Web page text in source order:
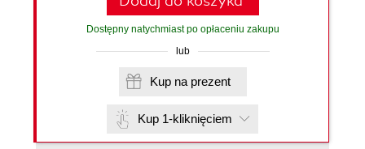
Dostępny natychmiast po opłaceniu zakupu
lub
Kup na prezent
Kup 1-kliknięciem